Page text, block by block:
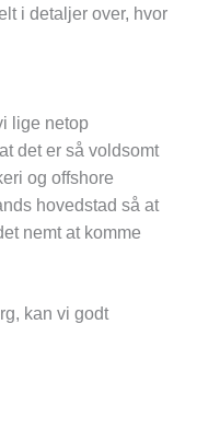
i detaljer over, hvor
lige netop
det er så voldsomt
og offshore
hovedstad så at
nemt at komme
kan vi godt